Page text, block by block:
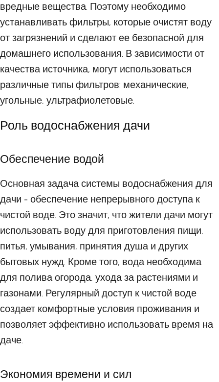
вредные вещества. Поэтому необходимо
устанавливать фильтры, которые очистят воду
от загрязнений и сделают ее безопасной для
домашнего использования. В зависимости от
качества источника, могут использоваться
различные типы фильтров: механические,
угольные, ультрафиолетовые.
Роль водоснабжения дачи
Обеспечение водой
Основная задача системы водоснабжения для
дачи - обеспечение непрерывного доступа к
чистой воде. Это значит, что жители дачи могут
использовать воду для приготовления пищи,
питья, умывания, принятия душа и других
бытовых нужд. Кроме того, вода необходима
для полива огорода, ухода за растениями и
газонами. Регулярный доступ к чистой воде
создает комфортные условия проживания и
позволяет эффективно использовать время на
даче.
Экономия времени и сил